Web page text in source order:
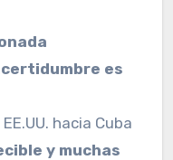
es
hacia Cuba
y muchas